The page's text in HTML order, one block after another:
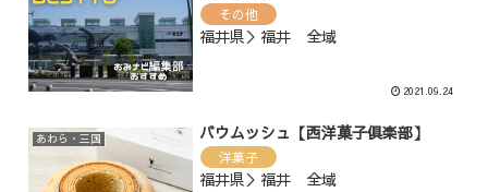
その他
福井県＞福井 全域
2021.09.24
あわら・三国 バウムッシュ【西洋菓子倶楽部】
洋菓子
福井県＞福井 全域